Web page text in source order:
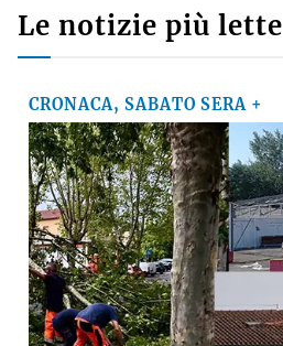
Le notizie più lette
CRONACA, SABATO SERA +